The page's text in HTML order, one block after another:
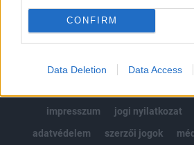
CONFIRM
Data Deletion Data Access
impresszum
jogi nyilatkozat
adatvédelem
szerzői jogok